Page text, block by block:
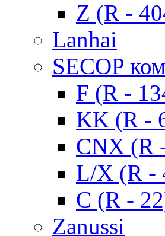
Z (R -
Lanhai
SECOP
F (R -
KK (R -
CNX (R
L/X (R -
C (R -
Zanussi